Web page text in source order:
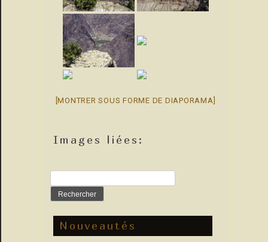
[MONTRER SOUS FORME DE DIAPORAMA]
Images liées:
Nouveautés